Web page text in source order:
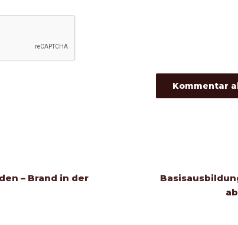
– Brand in der